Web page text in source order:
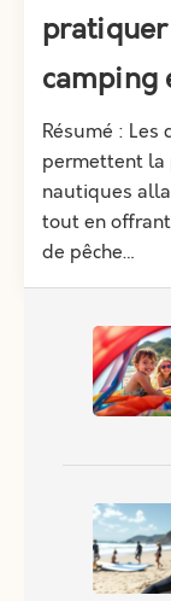
pratiquer
camping
Résumé : Les
permettent la
nautiques
tout en
de pêche…